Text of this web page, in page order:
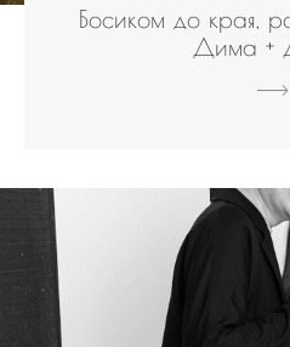
Босиком до края,
Дима +